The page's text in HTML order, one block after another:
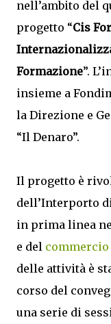
nell’ambito del
progetto “Cis
Formazione”.
insieme a
la Direzione e
“Il Denaro”.
Il progetto è
dell’Interporto
in prima linea
e del
delle attività è
corso del
una serie di